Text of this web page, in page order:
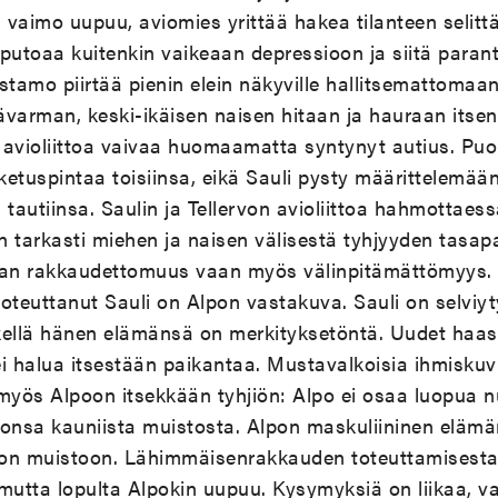
uupuu, aviomies yrittää hakea tilanteen
kuitenkin vaikeaan depressioon ja siitä
piirtää pienin elein näkyville
keski-ikäisen naisen hitaan ja hauraan
vaivaa huomaamatta syntynyt autius.
toisiinsa, eikä Sauli pysty
Saulin ja Tellervon avioliittoa
tarkasti miehen ja naisen välisestä tyhjyyden
rakkaudettomuus vaan myös
Sauli on Alpon vastakuva. Sauli on
hänen elämänsä on merkityksetöntä. Uudet
halua itsestään paikantaa. Mustavalkoisia
Alpoon itsekkään tyhjiön: Alpo ei osaa luopua
kauniista muistosta. Alpon maskuliininen
muistoon. Lähimmäisenrakkauden
lopulta Alpokin uupuu. Kysymyksiä on liikaa,